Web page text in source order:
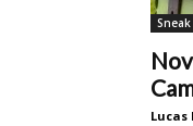
Lucas